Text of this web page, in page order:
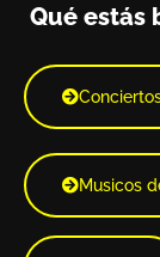
Qué estás
Musicos